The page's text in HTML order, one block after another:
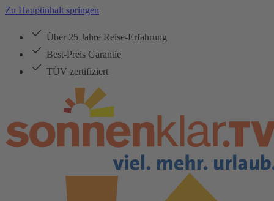
Zu Hauptinhalt springen
Über 25 Jahre Reise-Erfahrung
Best-Preis Garantie
TÜV zertifiziert